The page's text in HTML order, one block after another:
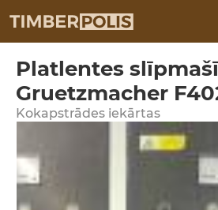
Platlentes
Gruetzmacher
Kokapstrādes iekārtas